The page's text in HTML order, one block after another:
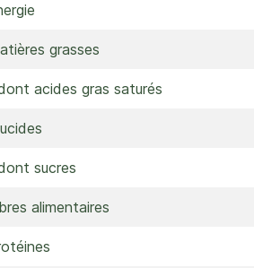
grasses
acides gras saturés
sucres
alimentaires